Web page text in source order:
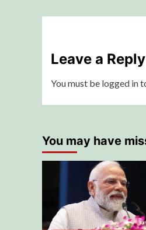
Leave a Reply
You must be logged in
You may have